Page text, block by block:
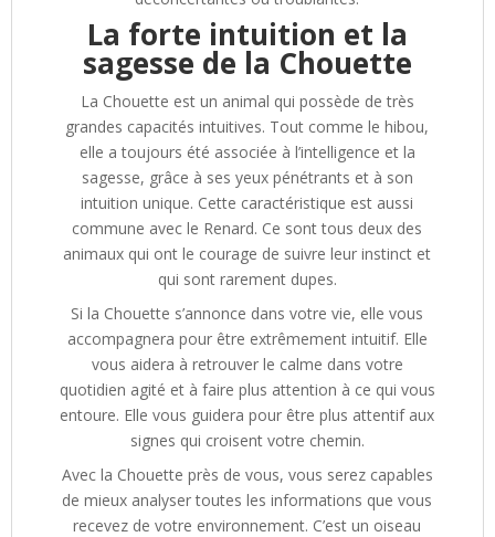
La forte intuition et la
sagesse de la Chouette
La Chouette est un animal qui possède de très
grandes capacités intuitives. Tout comme le hibou,
elle a toujours été associée à l’intelligence et la
sagesse, grâce à ses yeux pénétrants et à son
intuition unique. Cette caractéristique est aussi
commune avec le Renard. Ce sont tous deux des
animaux qui ont le courage de suivre leur instinct et
qui sont rarement dupes.
Si la Chouette s’annonce dans votre vie, elle vous
accompagnera pour être extrêmement intuitif. Elle
vous aidera à retrouver le calme dans votre
quotidien agité et à faire plus attention à ce qui vous
entoure. Elle vous guidera pour être plus attentif aux
signes qui croisent votre chemin.
Avec la Chouette près de vous, vous serez capables
de mieux analyser toutes les informations que vous
recevez de votre environnement. C’est un oiseau